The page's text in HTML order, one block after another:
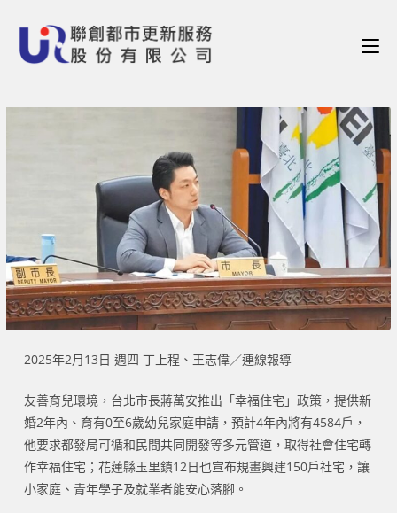
2025年2月13日 週四 丁上程、王志偉／連線報導
友善育兒環境，台北市長蔣萬安推出「幸福住宅」政策，提供新
婚2年內、育有0至6歲幼兒家庭申請，預計4年內將有4584戶，
他要求都發局可循和民間共同開發等多元管道，取得社會住宅轉
作幸福住宅；花蓮縣玉里鎮12日也宣布規畫興建150戶社宅，讓
小家庭、青年學子及就業者能安心落腳。